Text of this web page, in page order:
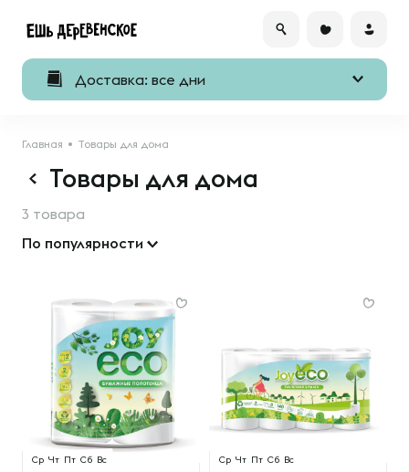
Доставка: все дни
Главная Товары для дома
Товары для дома
3 товара
По популярности
Ср Чт Пт Сб Вс Ср Чт Пт Сб Вс